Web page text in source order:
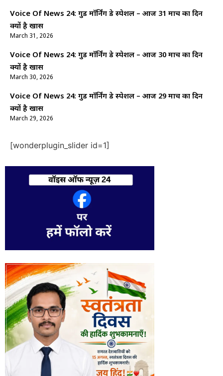
Voice Of News 24: गुड माॅर्निंग डे स्पेशल – आज 31 मार्च का दिन
क्यों है खास
March 31, 2026
Voice Of News 24: गुड माॅर्निंग डे स्पेशल – आज 30 मार्च का दिन
क्यों है खास
March 30, 2026
Voice Of News 24: गुड माॅर्निंग डे स्पेशल – आज 29 मार्च का दिन
क्यों है खास
March 29, 2026
[wonderplugin_slider id=1]